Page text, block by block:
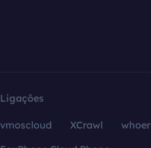
Ligações
vmoscloud XCrawl whoer